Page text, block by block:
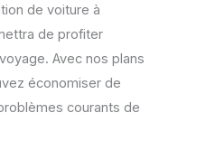
de voiture à
de profiter
Avec nos plans
économiser de
courants de